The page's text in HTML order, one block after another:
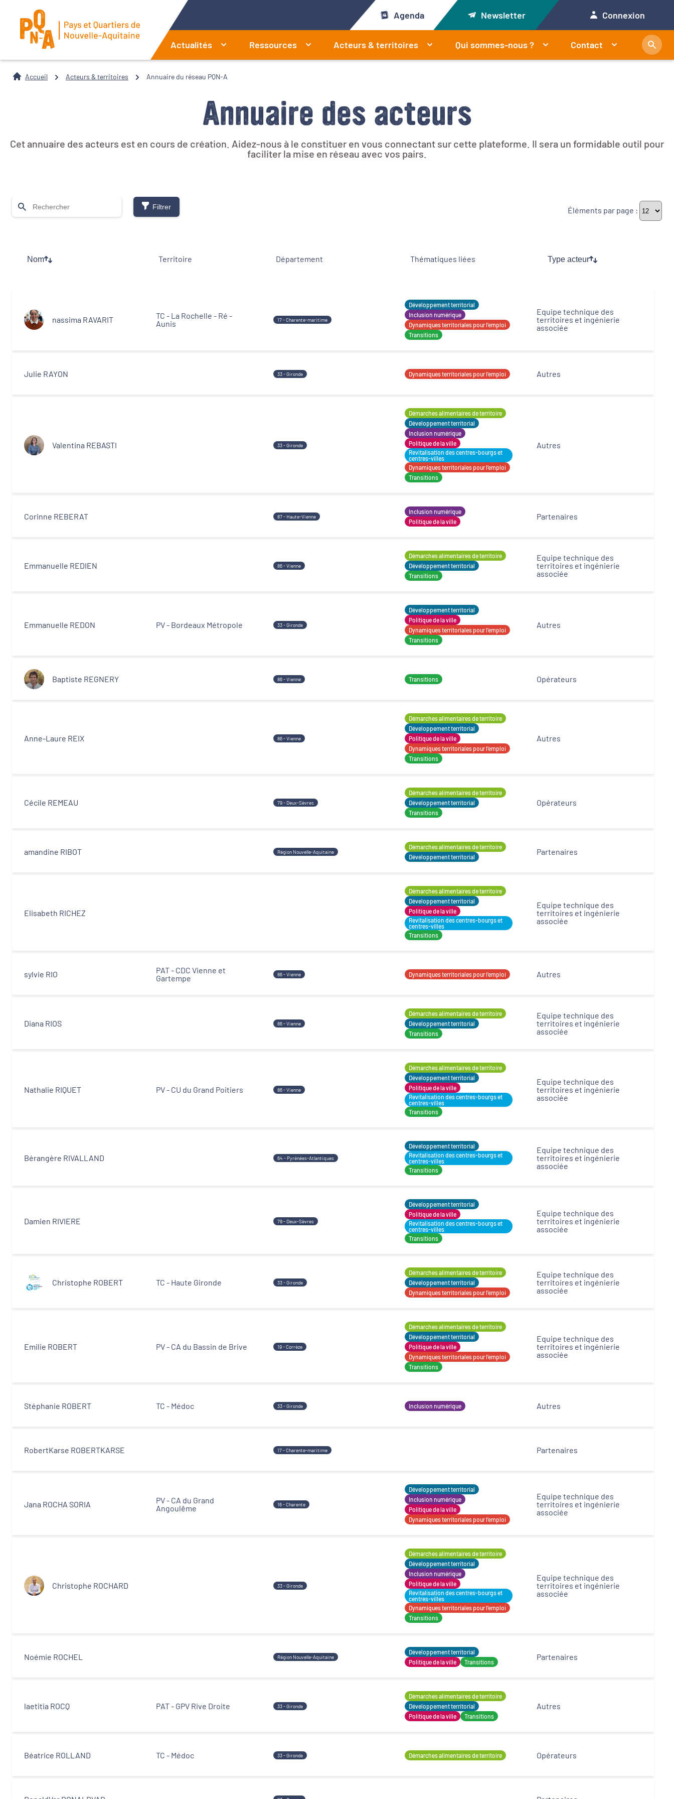
Agenda Newsletter Connexion
Actualités Ressources Acteurs & territoires Qui sommes-nous ? Contact
Accueil Acteurs & territoires Annuaire du réseau PQN-A
Annuaire des acteurs
Cet annuaire des acteurs est en cours de création. Aidez-nous à le constituer en vous connectant sur cette plateforme. Il sera un formidable outil pour
faciliter la mise en réseau avec vos pairs.
Éléments par page :
Filtrer
Type d'acteur
Opérateurs
Nom Territoire Département Thématiques liées Type acteur
nassima RAVARIT
TC - La Rochelle - Ré -
Aunis
17 - Charente-maritime
Développement territorial
Inclusion numérique
Dynamiques territoriales pour l’emploi
Transitions
Equipe technique des
territoires et ingénierie
associée
Julie RAYON 33 - Gironde Dynamiques territoriales pour l’emploi Autres
Valentina REBASTI 33 - Gironde
Démarches alimentaires de territoire
Développement territorial
Inclusion numérique
Politique de la ville
Revitalisation des centres-bourgs et
centres-villes
Dynamiques territoriales pour l’emploi
Transitions
Autres
Corinne REBERAT 87 - Haute-Vienne
Inclusion numérique
Politique de la ville
Partenaires
Emmanuelle REDIEN 86 - Vienne
Démarches alimentaires de territoire
Développement territorial
Transitions
Equipe technique des
territoires et ingénierie
associée
Emmanuelle REDON PV - Bordeaux Métropole 33 - Gironde
Développement territorial
Politique de la ville
Dynamiques territoriales pour l’emploi
Transitions
Autres
Baptiste REGNERY 86 - Vienne Transitions Opérateurs
Anne-Laure REIX 86 - Vienne
Démarches alimentaires de territoire
Développement territorial
Politique de la ville
Dynamiques territoriales pour l’emploi
Transitions
Autres
Cécile REMEAU 79 - Deux-Sèvres
Démarches alimentaires de territoire
Développement territorial
Transitions
Opérateurs
amandine RIBOT Région Nouvelle-Aquitaine
Démarches alimentaires de territoire
Développement territorial
Partenaires
Elisabeth RICHEZ
Démarches alimentaires de territoire
Développement territorial
Politique de la ville
Revitalisation des centres-bourgs et
centres-villes
Transitions
Equipe technique des
territoires et ingénierie
associée
sylvie RIO
PAT - CDC Vienne et
Gartempe
86 - Vienne Dynamiques territoriales pour l’emploi Autres
Diana RIOS 86 - Vienne
Démarches alimentaires de territoire
Développement territorial
Transitions
Equipe technique des
territoires et ingénierie
associée
Nathalie RIQUET PV - CU du Grand Poitiers 86 - Vienne
Démarches alimentaires de territoire
Développement territorial
Politique de la ville
Revitalisation des centres-bourgs et
centres-villes
Transitions
Equipe technique des
territoires et ingénierie
associée
Bérangère RIVALLAND 64 - Pyrénées-Atlantiques
Développement territorial
Revitalisation des centres-bourgs et
centres-villes
Transitions
Equipe technique des
territoires et ingénierie
associée
Damien RIVIERE 79 - Deux-Sèvres
Développement territorial
Politique de la ville
Revitalisation des centres-bourgs et
centres-villes
Transitions
Equipe technique des
territoires et ingénierie
associée
Christophe ROBERT TC - Haute Gironde 33 - Gironde
Démarches alimentaires de territoire
Développement territorial
Dynamiques territoriales pour l’emploi
Equipe technique des
territoires et ingénierie
associée
Emilie ROBERT PV - CA du Bassin de Brive 19 - Corrèze
Démarches alimentaires de territoire
Développement territorial
Politique de la ville
Dynamiques territoriales pour l’emploi
Transitions
Equipe technique des
territoires et ingénierie
associée
Stéphanie ROBERT TC - Médoc 33 - Gironde Inclusion numérique Autres
RobertKarse ROBERTKARSE 17 - Charente-maritime Partenaires
Jana ROCHA SORIA
PV - CA du Grand
Angoulême
16 - Charente
Développement territorial
Inclusion numérique
Politique de la ville
Dynamiques territoriales pour l’emploi
Equipe technique des
territoires et ingénierie
associée
Christophe ROCHARD 33 - Gironde
Démarches alimentaires de territoire
Développement territorial
Inclusion numérique
Politique de la ville
Revitalisation des centres-bourgs et
centres-villes
Dynamiques territoriales pour l’emploi
Transitions
Equipe technique des
territoires et ingénierie
associée
Noémie ROCHEL Région Nouvelle-Aquitaine
Développement territorial
Politique de la ville
Transitions
Partenaires
laetitia ROCQ PAT - GPV Rive Droite 33 - Gironde
Démarches alimentaires de territoire
Développement territorial
Politique de la ville
Transitions
Autres
Béatrice ROLLAND TC - Médoc 33 - Gironde Démarches alimentaires de territoire Opérateurs